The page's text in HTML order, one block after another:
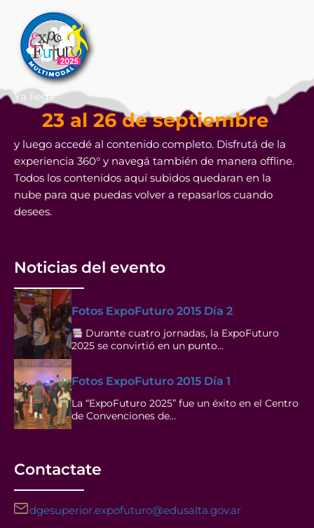
Ya llega
23 al 26 de septiembre
y luego accedé al contenido completo. Disfrutá de la
experiencia 360° y navegá también de manera offline.
Todos los contenidos aquí subidos quedaran en la
nube para que puedas volver a repasarlos cuando
desees.
Noticias del evento
Fotos ExpoFuturo 2015 Día 2
Durante cuatro jornadas, la ExpoFuturo
2025 se convirtió en un punto…
Fotos ExpoFuturo 2015 Día 1
La “ExpoFuturo 2025” fue un éxito en el Centro
de Convenciones de…
Contactate
dgesuperior.expofuturo@edusalta.gov.ar